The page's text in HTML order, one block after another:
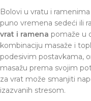
Bolovi u vratu i
puno vremena sedeći ili
vrat i ramena pomaže u
kombinaciju masaže i
podesivim postavkama,
masažu prema svojim
za vrat može smanjiti
izazvanih stresom.